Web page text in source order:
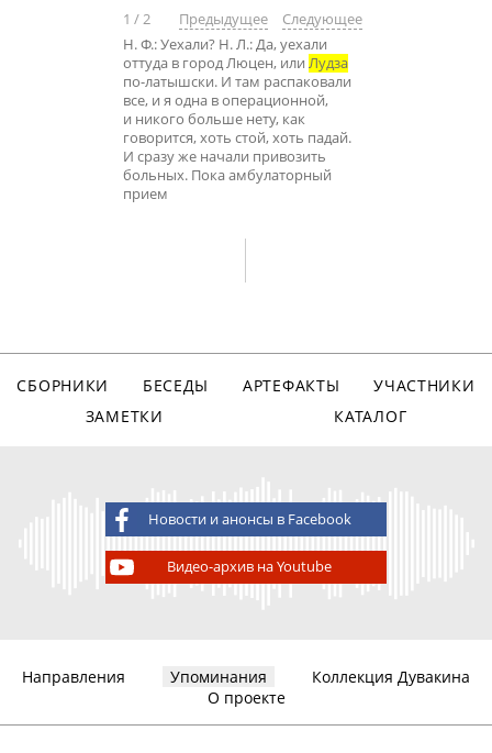
1 /2 Предыдущее
Следующее
Н. Ф.: Уехали? Н. Л.: Да, уехали
оттуда в город Люцен, или Лудза
по-латышски. И там распаковали
все, и я одна в операционной,
и никого больше нету, как
говорится, хоть стой, хоть падай.
И сразу же начали привозить
больных. Пока амбулаторный
прием
СБОРНИКИ БЕСЕДЫ АРТЕФАКТЫ
УЧАСТНИКИ
ЗАМЕТКИ
КАТАЛОГ
Новости и анонсы в Facebook
Видео-архив на Youtube
Направления Упоминания
Коллекция Дувакина
О проекте